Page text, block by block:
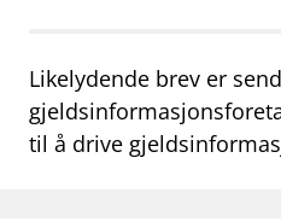
mail_outlineKontakt oss
work_outlineJobb hos oss
Likelydende brev er
til å drive